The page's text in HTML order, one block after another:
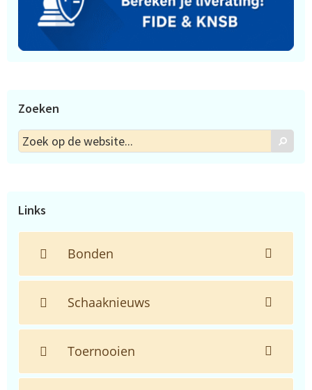
Zoeken
Zoek
op
Zoek
Links
Bonden
Schaaknieuws
Toernooien